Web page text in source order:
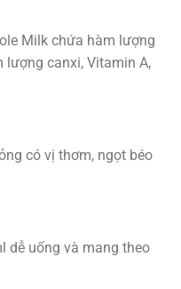
Milk chứa hàm lượng
lượng canxi, Vitamin A,
có vị thơm, ngọt béo
dễ uống và mang theo